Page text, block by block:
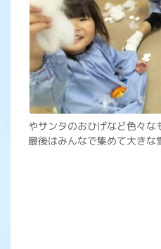
やサンタのおひげなど色々な
最後はみんなで集めて大きな